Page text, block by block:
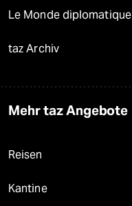
Le Monde diplomatique
taz Archiv
Mehr taz Angebote
Reisen
Kantine